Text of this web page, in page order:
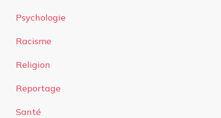
Psychologie
Racisme
Religion
Reportage
Santé